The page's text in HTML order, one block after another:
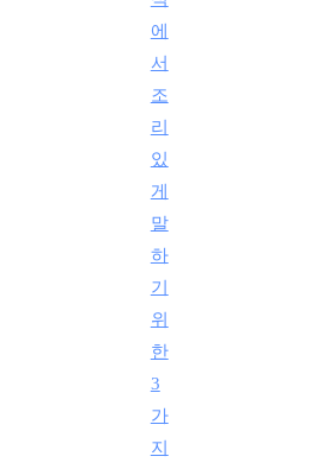
에
서
조
리
있
게
말
하
기
위
한
3
가
지